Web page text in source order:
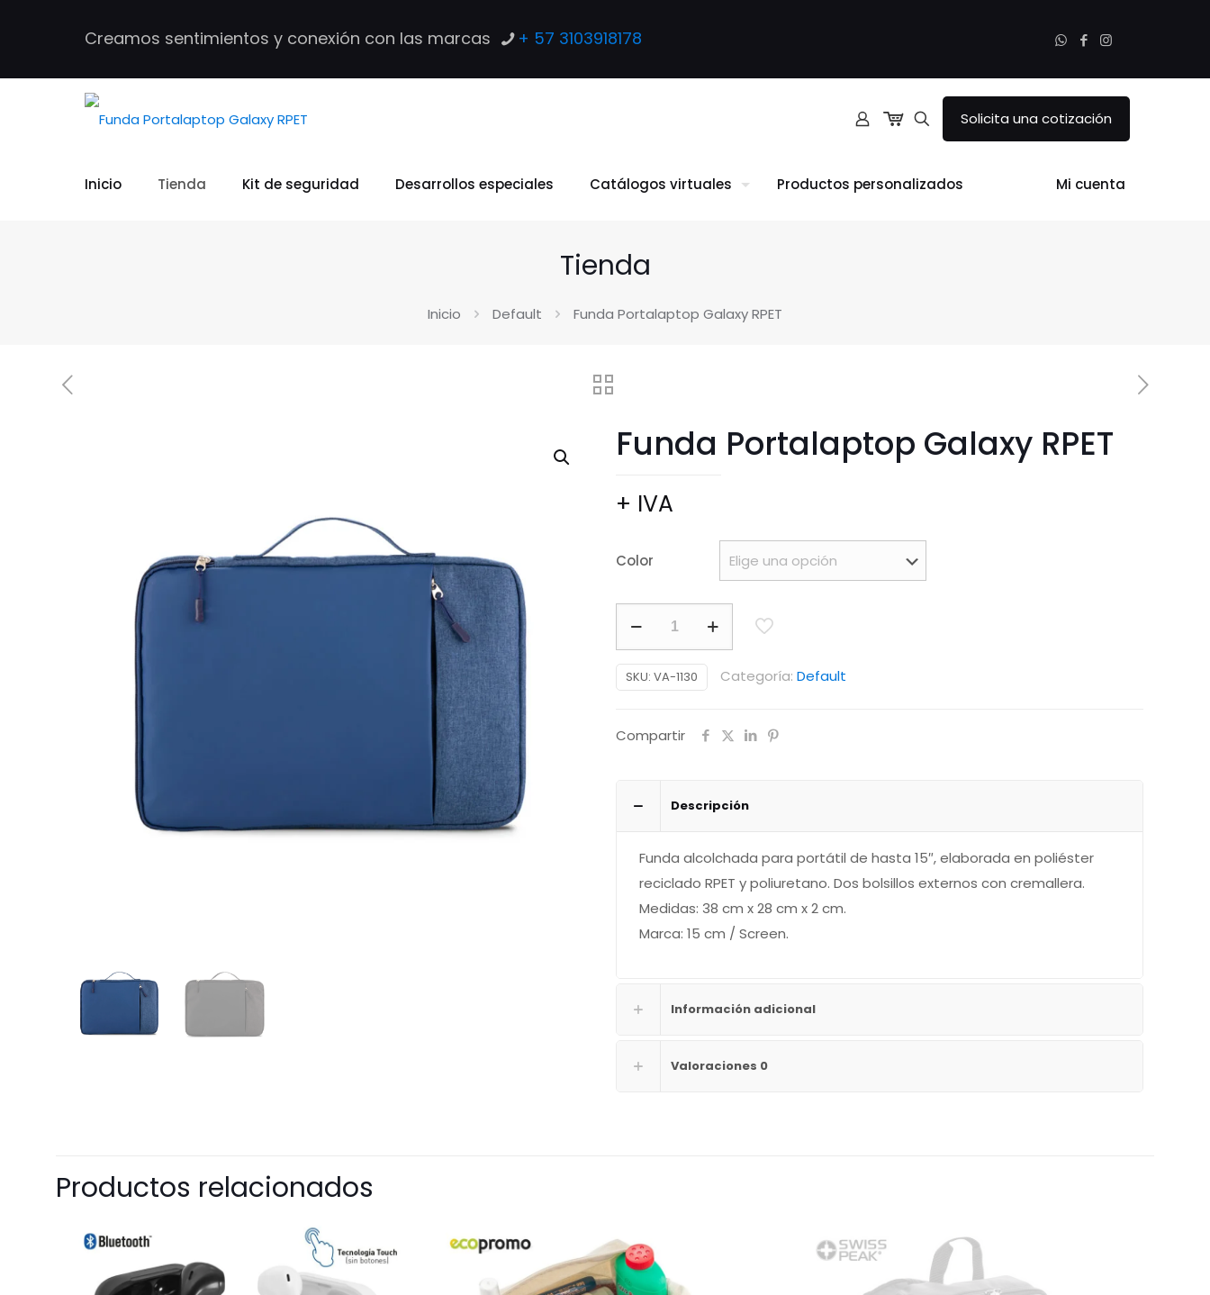
Creamos sentimientos y conexión con las marcas + 57 3103918178
Solicita una cotización
Inicio Tienda Kit de seguridad Desarrollos especiales Catálogos virtuales Productos personalizados Mi cuenta
Tienda
Inicio Default Funda Portalaptop Galaxy RPET
Funda Portalaptop Galaxy RPET
+ IVA
Color
Galaxy
RPET
SKU: VA-1130 Categoría: Default
Compartir
Descripción
Funda alcolchada para portátil de hasta 15″, elaborada en poliéster
reciclado RPET y poliuretano. Dos bolsillos externos con cremallera.
Medidas: 38 cm x 28 cm x 2 cm.
Marca: 15 cm / Screen.
Información adicional
Valoraciones 0
Productos relacionados